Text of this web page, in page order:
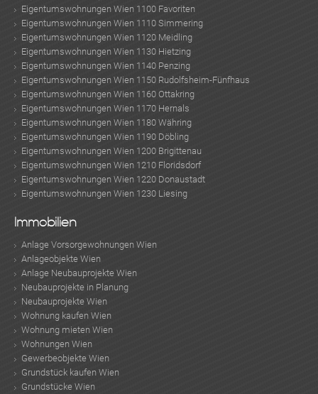
Eigentumswohnungen Wien 1100 Favoriten
Eigentumswohnungen Wien 1110 Simmering
Eigentumswohnungen Wien 1120 Meidling
Eigentumswohnungen Wien 1130 Hietzing
Eigentumswohnungen Wien 1140 Penzing
Eigentumswohnungen Wien 1150 Rudolfsheim-Fünfhaus
Eigentumswohnungen Wien 1160 Ottakring
Eigentumswohnungen Wien 1170 Hernals
Eigentumswohnungen Wien 1180 Währing
Eigentumswohnungen Wien 1190 Döbling
Eigentumswohnungen Wien 1200 Brigittenau
Eigentumswohnungen Wien 1210 Floridsdorf
Eigentumswohnungen Wien 1220 Donaustadt
Eigentumswohnungen Wien 1230 Liesing
Immobilien
Anlage Vorsorgewohnungen Wien
Anlageobjekte Wien
Anlage Neubauprojekte Wien
Neubauprojekte in Planung
Neubauprojekte Wien
Wohnung kaufen Wien
Wohnung mieten Wien
Wohnungen Wien
Gewerbeobjekte Wien
Grundstück kaufen Wien
Grundstücke Wien